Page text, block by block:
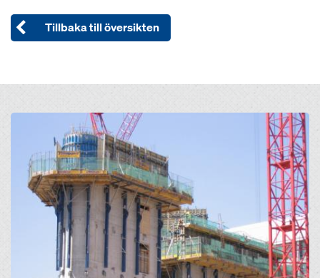
Tillbaka till översikten
Open